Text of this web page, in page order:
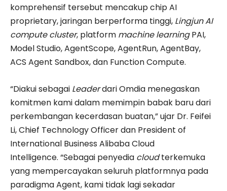
komprehensif tersebut mencakup chip AI
proprietary, jaringan berperforma tinggi, Lingjun AI
compute cluster, platform machine learningPAI,
Model Studio, AgentScope, AgentRun, AgentBay,
ACS Agent Sandbox, dan Function Compute.
“Diakui sebagai Leaderdari Omdia menegaskan
komitmen kami dalam memimpin babak baru dari
perkembangan kecerdasan buatan,” ujar Dr. Feifei
Li, Chief Technology Officer dan President of
International Business Alibaba Cloud
Intelligence. “Sebagai penyedia cloudterkemuka
yang mempercayakan seluruh platformnya pada
paradigma Agent, kami tidak lagi sekadar